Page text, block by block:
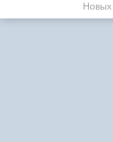
Новых